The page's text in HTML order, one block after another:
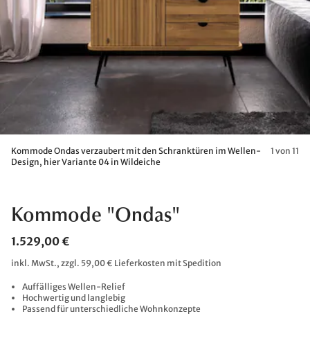
Kommode Ondas verzaubert mit den Schranktüren im Wellen-
Design, hier Variante 04 in Wildeiche
1 von 11
Kommode "Ondas"
1.529,00 €
inkl. MwSt., zzgl. 59,00 € Lieferkosten mit Spedition
Auffälliges Wellen-Relief
Hochwertig und langlebig
Passend für unterschiedliche Wohnkonzepte